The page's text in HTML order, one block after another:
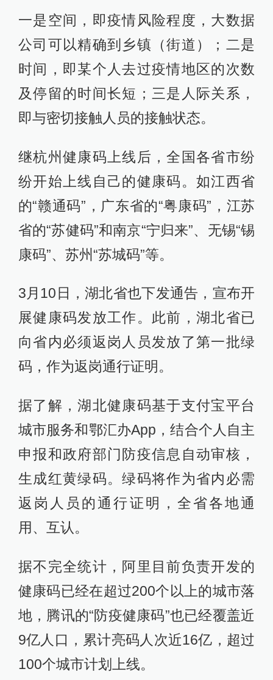
一是空间，即疫情风险程度，大数据
公司可以精确到乡镇（街道）；二是
时间，即某个人去过疫情地区的次数
及停留的时间长短；三是人际关系，
即与密切接触人员的接触状态。
继杭州健康码上线后，全国各省市纷
纷开始上线自己的健康码。如江西省
的“赣通码”，广东省的“粤康码”，江苏
省的“苏健码”和南京“宁归来”、无锡“锡
康码”、苏州“苏城码”等。
3月10日，湖北省也下发通告，宣布开
展健康码发放工作。此前，湖北省已
向省内必须返岗人员发放了第一批绿
码，作为返岗通行证明。
据了解，湖北健康码基于支付宝平台
城市服务和鄂汇办App，结合个人自主
申报和政府部门防疫信息自动审核，
生成红黄绿码。绿码将作为省内必需
返岗人员的通行证明，全省各地通
用、互认。
据不完全统计，阿里目前负责开发的
健康码已经在超过200个以上的城市落
地，腾讯的“防疫健康码”也已经覆盖近
9亿人口，累计亮码人次近16亿，超过
100个城市计划上线。